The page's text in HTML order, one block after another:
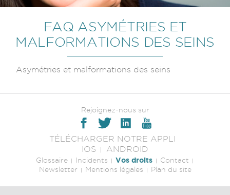
FAQ ASYMÉTRIES ET
MALFORMATIONS DES SEINS
Asymétries et malformations des seins
Rejoignez-nous sur
TÉLÉCHARGER NOTRE APPLI
IOS
ANDROID
Glossaire Incidents Vos droits
Contact
Newsletter
Mentions légales Plan du site